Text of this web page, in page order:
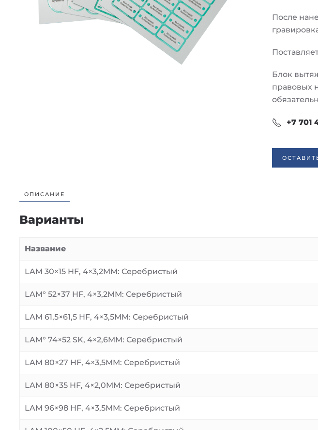
После
Блок
правовых
+7 701
ОПИСАНИЕ
Варианты
Название
LAM 30×15 HF, 4×3,2MM: Серебристый
LAM° 52×37 HF, 4×3,2MM: Серебристый
LAM 61,5×61,5 HF, 4×3,5MM: Серебристый
LAM° 74×52 SK, 4×2,6MM: Серебристый
LAM 80×27 HF, 4×3,5MM: Серебристый
LAM 80×35 HF, 4×2,0MM: Серебристый
LAM 96×98 HF, 4×3,5MM: Серебристый